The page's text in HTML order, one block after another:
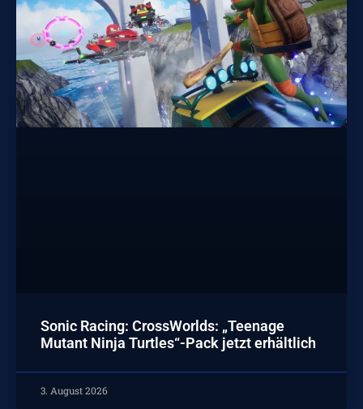
Sonic Racing: CrossWorlds: „Teenage
Mutant Ninja Turtles“-Pack jetzt erhältlich
3. August 2026